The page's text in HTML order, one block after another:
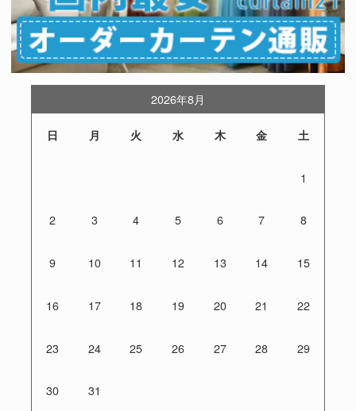
2026年8月
日 月 火 水 木 金 土
1
2 3 4 5 6 7 8
9 10 11 12 13 14 15
16 17 18 19 20 21 22
23 24 25 26 27 28 29
30 31